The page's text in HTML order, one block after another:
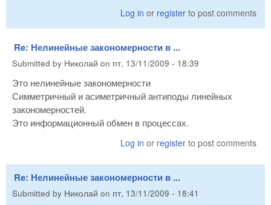
Log in or register to post comments
Re: Нелинейные закономерности в ...
Submitted by Николай on пт, 13/11/2009 - 18:39
Это нелинейные закономерности
Симметричный и асиметричный антиподы линейных
закономерностей.
Это информационный обмен в процессах.
Log in or register to post comments
Re: Нелинейные закономерности в ...
Submitted by Николай on пт, 13/11/2009 - 18:41